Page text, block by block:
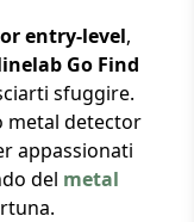
entry-level,
Go Find
sfuggire.
metal detector
appassionati
del metal